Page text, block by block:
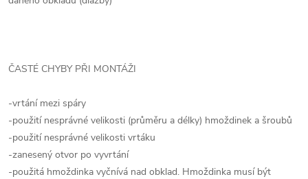
ČASTÉ CHYBY PŘI MONTÁŽI
-vrtání mezi spáry
-použití nesprávné velikosti (průměru a délky) hmoždinek a šroubů
-použití nesprávné velikosti vrtáku
-zanesený otvor po vyvrtání
-použitá hmoždinka vyčnívá nad obklad. Hmoždinka musí být